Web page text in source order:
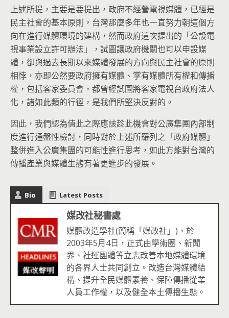
上述所提，主要是要提出，政府不經營電視媒體，已經是
民主社會的基本原則，台灣那麼多年也一直努力朝這個方
向在進行媒體環境的建構，然而政府這次提出的「公設電
視事業設立許可辦法」，試圖讓政府機關也可以申設媒
體，卻與過去長期以來媒體發展的方向與民主社會的原則
相悖，亦即公然要政府擁有媒體、掌有媒體所有權和傳播
權，包括客家委員會，都曾經試圖將客家電視台政府法人
化，諸如此類的行徑，是我們所堅決反對的。
因此，我們認為值此之際應該趁此機會對公廣集團內部制
度進行通盤性檢討，同時對於上述所羅列之「政府媒體」
整併進入公廣集團的可能性進行思考，如此方能對台灣的
傳播產業與媒體生態有著更進步的發展。
Bio Latest Posts
媒改社秘書處
媒體改造學社(簡稱「媒改社」)，於
2003年5月4日，正式由學術圈、新聞
界、社運團體等立志改善本地媒體環境
的各界人士共同創立。改造台灣媒體結
構、提升全民媒體素養、保障傳播從業
人員工作權，以及健全本土傳播生態。